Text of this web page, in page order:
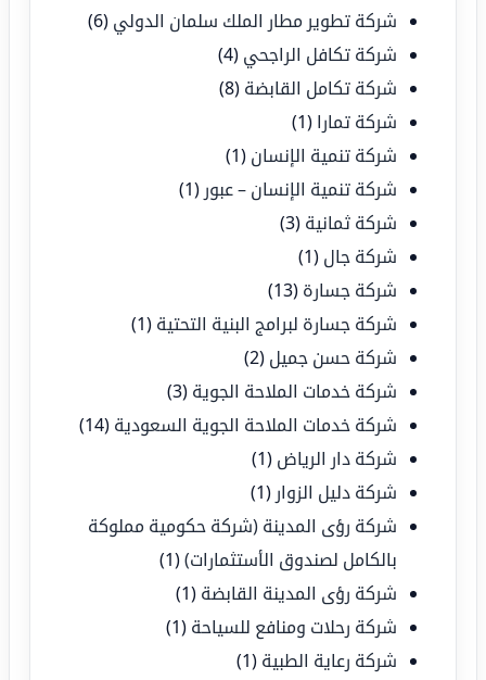
شركة تطوير مطار الملك سلمان الدولي (6)
شركة تكافل الراجحي (4)
شركة تكامل القابضة (8)
شركة تمارا (1)
شركة تنمية الإنسان (1)
شركة تنمية الإنسان – عبور (1)
شركة ثمانية (3)
شركة جال (1)
شركة جسارة (13)
شركة جسارة لبرامج البنية التحتية (1)
شركة حسن جميل (2)
شركة خدمات الملاحة الجوية (3)
شركة خدمات الملاحة الجوية السعودية (14)
شركة دار الرياض (1)
شركة دليل الزوار (1)
شركة رؤى المدينة (شركة حكومية مملوكة
بالكامل لصندوق الأستثمارات)(1)
شركة رؤى المدينة القابضة (1)
شركة رحلات ومنافع للسياحة (1)
شركة رعاية الطبية (1)